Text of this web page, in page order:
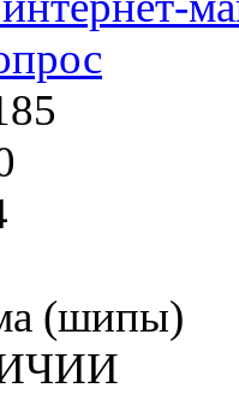
(шипы)